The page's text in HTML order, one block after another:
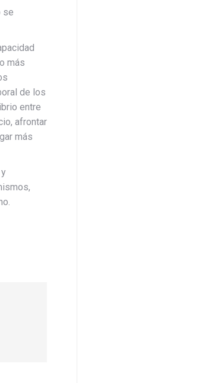
se
más
de los
entre
afrontar
más